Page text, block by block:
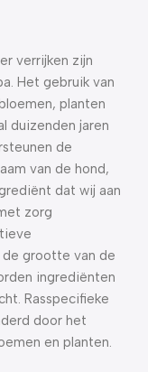
verrijken zijn
Het gebruik van
planten
duizenden jaren
de
van de hond,
dat wij aan
zorg
de grootte van de
ingrediënten
Rasspecifieke
door het
en planten.